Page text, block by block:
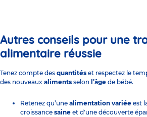
Autres conseils pour une
alimentaire réussie
Tenez compte des quantités et respectez le
des nouveaux aliments selon l’âge de bébé.
Retenez qu’une alimentation variée est
croissance saine et d'une découverte